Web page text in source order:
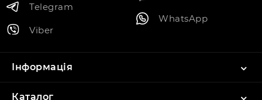
Telegram
Viber
WhatsApp
Інформація
Каталог